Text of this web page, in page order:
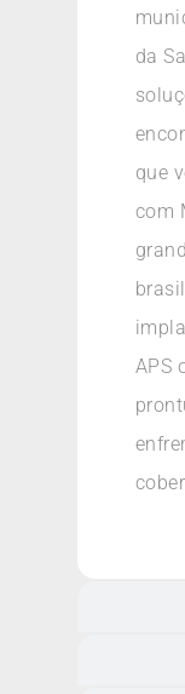
da
que
com
APS